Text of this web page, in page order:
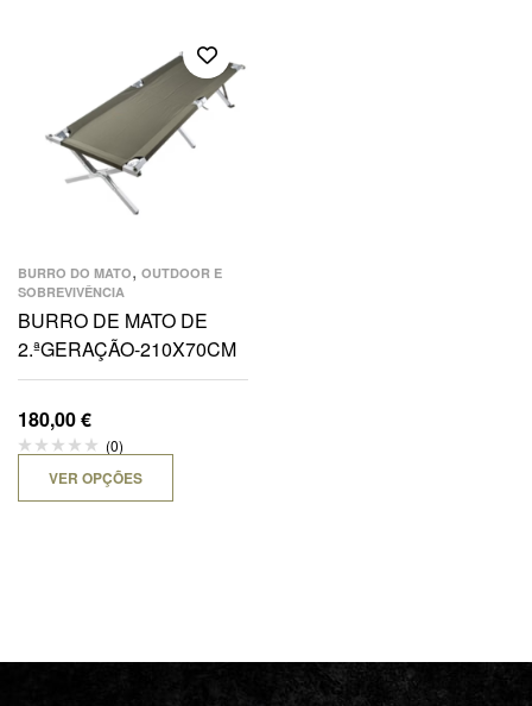
BURRO DO MATO, OUTDOOR E
SOBREVIVÊNCIA
BURRO DE MATO DE
2.ªGERAÇÃO-210X70CM
180,00€
(0)
VER OPÇÕES